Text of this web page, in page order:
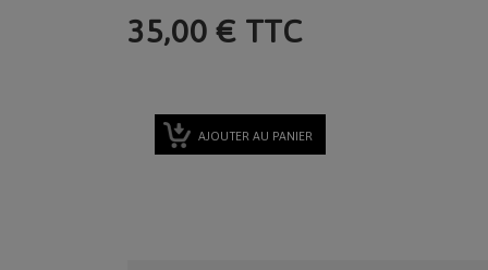
35,00 € TTC
AJOUTER AU PANIER